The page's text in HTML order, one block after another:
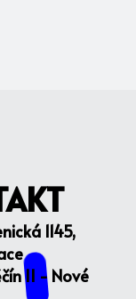
1145,
II - Nové